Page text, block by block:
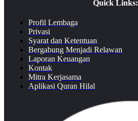
Quick Links:
Profil Lembaga
Privasi
Syarat dan Ketentuan
Bergabung Menjadi Relawan
Laporan Keuangan
Kontak
Mitra Kerjasama
Aplikasi Quran Hilal